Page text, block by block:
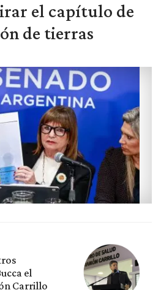
el capítulo de
de tierras
el
Carrillo